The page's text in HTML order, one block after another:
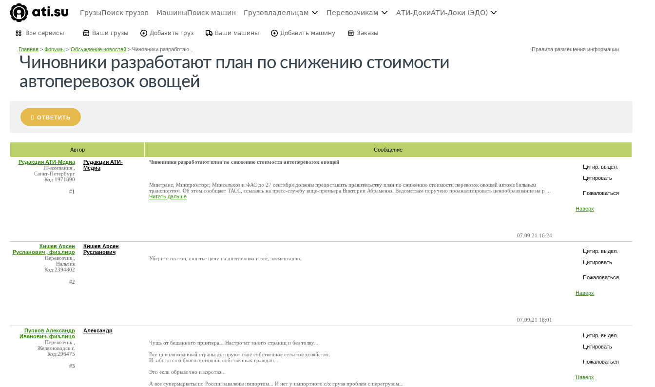
ГрузыПоиск грузов МашиныПоиск машин Грузовладельцам Перевозчикам АТИ-ДокиАТИ-Доки (ЭДО)
Все сервисы Ваши грузы Добавить груз Ваши машины Добавить машину Заказы
Главная >Форумы >Обсуждение новостей > Чиновники разработаю... Правила размещения информации
Чиновники разработают план по снижению стоимости
автоперевозок овощей
ОТВЕТИТЬ
Автор Сообщение
Цитир. выдел.
Цитировать
Пожаловаться
Наверх
Редакция АТИ-Медиа
IT-компания ,
Санкт-Петербург
Код:1971890
#1
Редакция АТИ-
Медиа
Чиновники разработают план по снижению стоимости автоперевозок овощей
Минтранс, Минпромторг, Минсельхоз и ФАС до 27 сентября должны предоставить правительству план по снижению стоимости перевозок овощей автомобильным
транспортом. Об этом сообщает ТАСС, ссылаясь на пресс-службу вице-премьера Виктории Абраменко. Ведомствам поручено проанализировать ценообразование на р ...
Читать дальше
07.09.21 16:24
Цитир. выдел.
Цитировать
Пожаловаться
Наверх
Кишев Арсен
Русланович , физ.лицо
Перевозчик ,
Нальчик
Код:2394802
#2
Кишев Арсен
Русланович
Уберите платон, снизтье цену на дизтопливо и всё, элементарно.
07.09.21 18:01
Цитир. выдел.
Цитировать
Пожаловаться
Наверх
Пупков Александр
Иванович, физ.лицо
Перевозчик ,
Железноводск г.
Код:296475
#3
Александр
Чушь от бешанного принтера... Настрочат много страниц и без толку...
Все цивилизованный страны дотируют своё собственное сельское хозяйство.
И заботятся о блогосостоянии собственных граждан...
Это если обрывочно и коротко...
А все супермаркеты по России завалены импортом... И нет у импортного с/х груза проблем с перегрузом...